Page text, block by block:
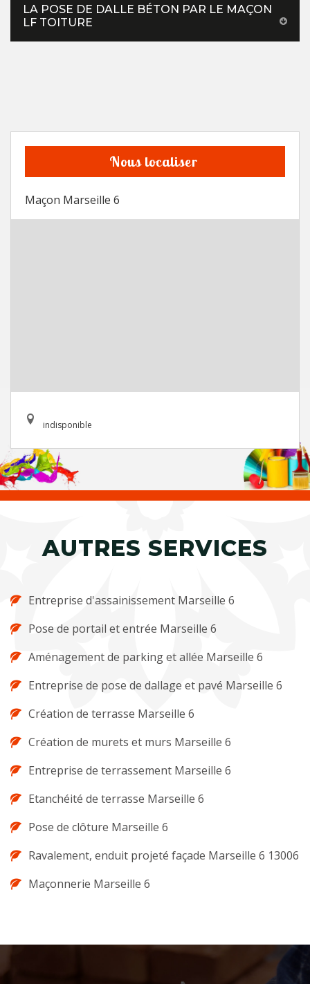
LA POSE DE DALLE BÉTON PAR LE MAÇON
LF TOITURE
Nous localiser
Maçon Marseille 6
indisponible
AUTRES SERVICES
Entreprise d'assainissement Marseille 6
Pose de portail et entrée Marseille 6
Aménagement de parking et allée Marseille 6
Entreprise de pose de dallage et pavé Marseille 6
Création de terrasse Marseille 6
Création de murets et murs Marseille 6
Entreprise de terrassement Marseille 6
Etanchéité de terrasse Marseille 6
Pose de clôture Marseille 6
Ravalement, enduit projeté façade Marseille 6 13006
Maçonnerie Marseille 6